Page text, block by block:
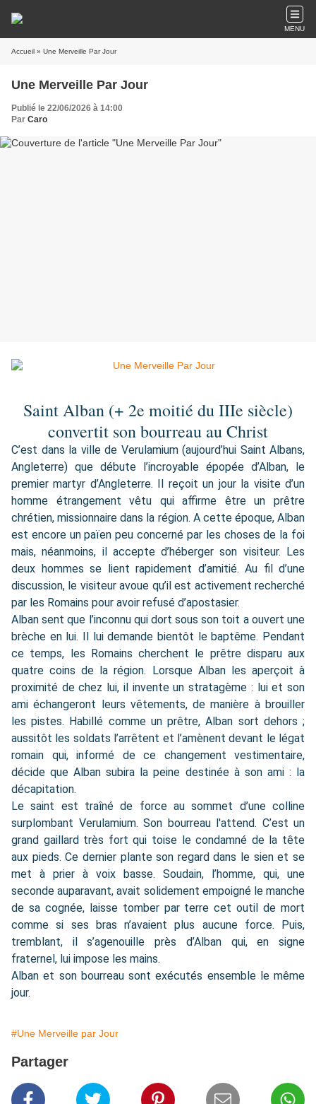
MENU
Accueil » Une Merveille Par Jour
Une Merveille Par Jour
Publié le 22/06/2026 à 14:00
Par Caro
Saint Alban (+ 2e moitié du IIIe siècle)
convertit son bourreau au Christ
C’est dans la ville de Verulamium (aujourd’hui Saint Albans,
Angleterre) que débute l’incroyable épopée d’Alban, le
premier martyr d’Angleterre. Il reçoit un jour la visite d’un
homme étrangement vêtu qui affirme être un prêtre
chrétien, missionnaire dans la région. A cette époque, Alban
est encore un païen peu concerné par les choses de la foi
mais, néanmoins, il accepte d’héberger son visiteur. Les
deux hommes se lient rapidement d’amitié. Au fil d’une
discussion, le visiteur avoue qu’il est activement recherché
par les Romains pour avoir refusé d’apostasier.
Alban sent que l’inconnu qui dort sous son toit a ouvert une
brèche en lui. Il lui demande bientôt le baptême. Pendant
ce temps, les Romains cherchent le prêtre disparu aux
quatre coins de la région. Lorsque Alban les aperçoit à
proximité de chez lui, il invente un stratagème : lui et son
ami échangeront leurs vêtements, de manière à brouiller
les pistes. Habillé comme un prêtre, Alban sort dehors ;
aussitôt les soldats l’arrêtent et l’amènent devant le légat
romain qui, informé de ce changement vestimentaire,
décide que Alban subira la peine destinée à son ami : la
décapitation.
Le saint est traîné de force au sommet d’une colline
surplombant Verulamium. Son bourreau l'attend. C’est un
grand gaillard très fort qui toise le condamné de la tête
aux pieds. Ce dernier plante son regard dans le sien et se
met à prier à voix basse. Soudain, l’homme, qui, une
seconde auparavant, avait solidement empoigné le manche
de sa cognée, laisse tomber par terre cet outil de mort
comme si ses bras n’avaient plus aucune force. Puis,
tremblant, il s’agenouille près d’Alban qui, en signe
fraternel, lui impose les mains.
Alban et son bourreau sont exécutés ensemble le même
jour.
#Une Merveille par Jour
Partager